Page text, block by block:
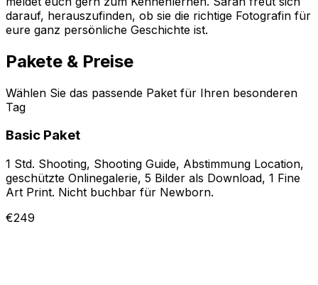
darauf, herauszufinden, ob sie die richtige Fotografin für
eure ganz persönliche Geschichte ist.
Pakete & Preise
Wählen Sie das passende Paket für Ihren besonderen
Tag
Basic Paket
1 Std. Shooting, Shooting Guide, Abstimmung Location,
geschützte Onlinegalerie, 5 Bilder als Download, 1 Fine
Art Print. Nicht buchbar für Newborn.
€249